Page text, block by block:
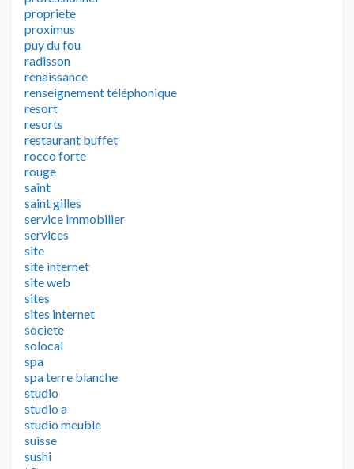
propriete
proximus
puy du fou
radisson
renaissance
renseignement téléphonique
resort
resorts
restaurant buffet
rocco forte
rouge
saint
saint gilles
service immobilier
services
site
site internet
site web
sites
sites internet
societe
solocal
spa
spa terre blanche
studio
studio a
studio meuble
suisse
sushi